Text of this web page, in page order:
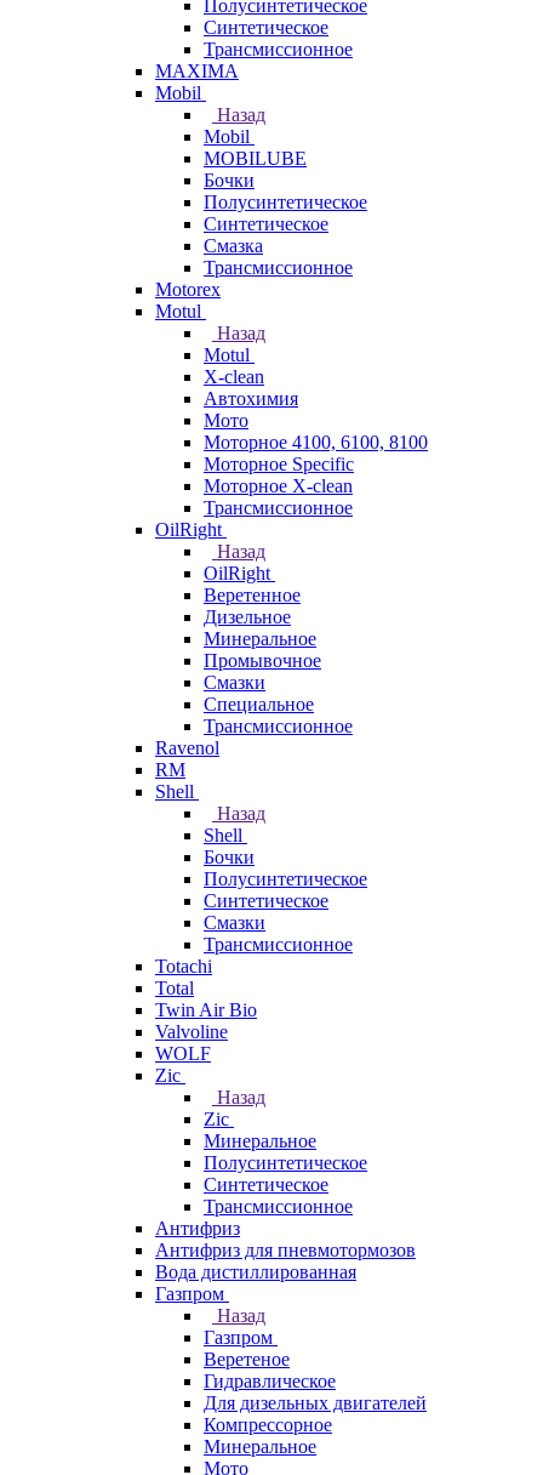
Полусинтетическое
Синтетическое
Трансмиссионное
MAXIMA
Mobil
Назад
Mobil
MOBILUBE
Бочки
Полусинтетическое
Синтетическое
Смазка
Трансмиссионное
Motorex
Motul
Назад
Motul
X-clean
Автохимия
Мото
Моторное 4100, 6100, 8100
Моторное Specific
Моторное X-clean
Трансмиссионное
OilRight
Назад
OilRight
Веретенное
Дизельное
Минеральное
Промывочное
Смазки
Специальное
Трансмиссионное
Ravenol
RM
Shell
Назад
Shell
Бочки
Полусинтетическое
Синтетическое
Смазки
Трансмиссионное
Totachi
Total
Twin Air Bio
Valvoline
WOLF
Zic
Назад
Zic
Минеральное
Полусинтетическое
Синтетическое
Трансмиссионное
Антифриз
Антифриз для пневмотормозов
Вода дистиллированная
Газпром
Назад
Газпром
Веретеное
Гидравлическое
Для дизельных двигателей
Компрессорное
Минеральное
Мото